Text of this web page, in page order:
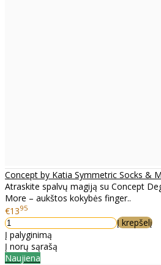
Concept by Katia Symmetric Socks &
Atraskite spalvų magiją su Concept
More – aukštos kokybės finger..
€1395
Į krepšelį
Į palyginimą
Į norų sąrašą
Naujiena